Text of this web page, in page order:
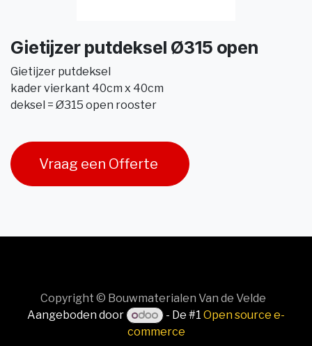
Gietijzer putdeksel Ø315 open
Gietijzer putdeksel
kader vierkant 40cm x 40cm
deksel = Ø315 open rooster
Vraag een Offerte
Copyright © Bouwmaterialen Van de Velde
Aangeboden door
- De #1Open source e-
commerce